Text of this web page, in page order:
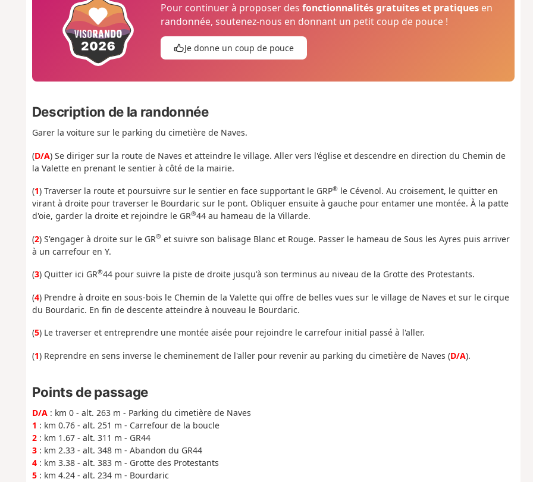
Pour continuer à proposer desfonctionnalités gratuites et pratiques en
randonnée, soutenez-nous en donnant un petit coup de pouce !
Je donne un coup de pouce
Description de la randonnée
Garer la voiture sur le parking du cimetière de Naves.
(D/A) Se diriger sur la route de Naves et atteindre le village. Aller vers l'église et descendre en direction du Chemin de
la Valette en prenant le sentier à côté de la mairie.
(1) Traverser la route et poursuivre sur le sentier en face supportant le GRP®le Cévenol. Au croisement, le quitter en
virant à droite pour traverser le Bourdaric sur le pont. Obliquer ensuite à gauche pour entamer une montée. À la patte
d'oie, garder la droite et rejoindre le GR®44 au hameau de la Villarde.
(2) S'engager à droite sur le GR®et suivre son balisage Blanc et Rouge. Passer le hameau de Sous les Ayres puis arriver
à un carrefour en Y.
(3) Quitter ici GR®44 pour suivre la piste de droite jusqu'à son terminus au niveau de la Grotte des Protestants.
(4) Prendre à droite en sous-bois le Chemin de la Valette qui offre de belles vues sur le village de Naves et sur le cirque
du Bourdaric. En fin de descente atteindre à nouveau le Bourdaric.
(5) Le traverser et entreprendre une montée aisée pour rejoindre le carrefour initial passé à l'aller.
(1) Reprendre en sens inverse le cheminement de l'aller pour revenir au parking du cimetière de Naves (D/A).
Points de passage
D/A: km 0 - alt. 263 m - Parking du cimetière de Naves
1 : km 0.76 - alt. 251 m - Carrefour de la boucle
2: km 1.67 - alt. 311 m - GR44
3: km 2.33 - alt. 348 m - Abandon du GR44
4: km 3.38 - alt. 383 m - Grotte des Protestants
5: km 4.24 - alt. 234 m - Bourdaric